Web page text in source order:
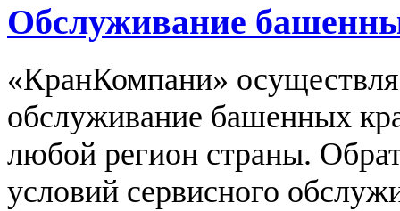
Обслуживание
«КранКомпани»
обслуживание башенных
любой регион страны.
условий сервисного